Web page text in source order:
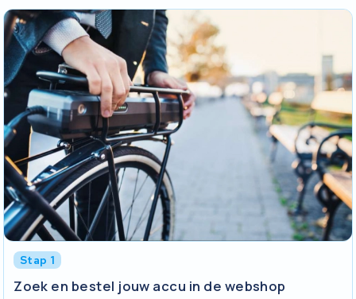
Stap 1
Zoek en bestel jouw accu in de webshop